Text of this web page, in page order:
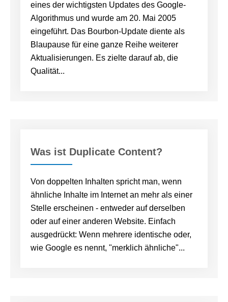
eines der wichtigsten Updates des Google-
Algorithmus und wurde am 20. Mai 2005
eingeführt. Das Bourbon-Update diente als
Blaupause für eine ganze Reihe weiterer
Aktualisierungen. Es zielte darauf ab, die
Qualität...
Was ist Duplicate Content?
Von doppelten Inhalten spricht man, wenn
ähnliche Inhalte im Internet an mehr als einer
Stelle erscheinen - entweder auf derselben
oder auf einer anderen Website. Einfach
ausgedrückt: Wenn mehrere identische oder,
wie Google es nennt, "merklich ähnliche"...